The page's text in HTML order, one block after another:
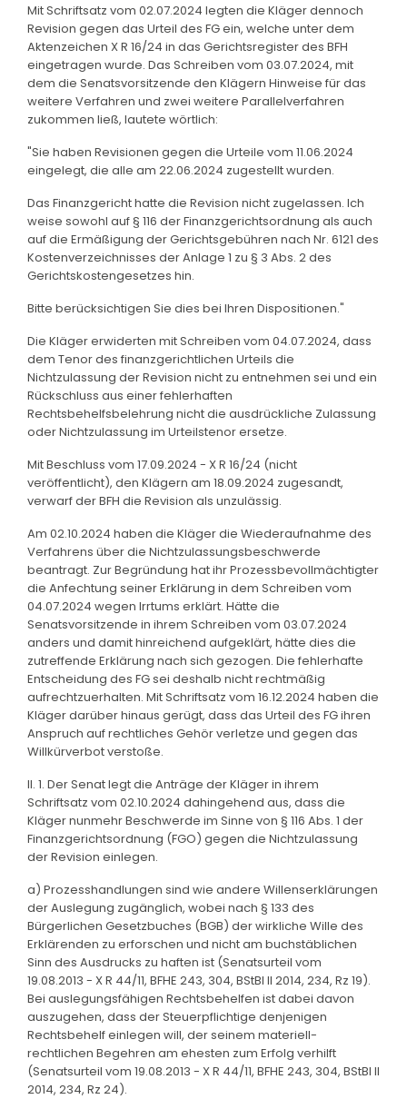
Mit Schriftsatz vom 02.07.2024 legten die Kläger dennoch
Revision gegen das Urteil des FG ein, welche unter dem
Aktenzeichen X R 16/24 in das Gerichtsregister des BFH
eingetragen wurde. Das Schreiben vom 03.07.2024, mit
dem die Senatsvorsitzende den Klägern Hinweise für das
weitere Verfahren und zwei weitere Parallelverfahren
zukommen ließ, lautete wörtlich:
"Sie haben Revisionen gegen die Urteile vom 11.06.2024
eingelegt, die alle am 22.06.2024 zugestellt wurden.
Das Finanzgericht hatte die Revision nicht zugelassen. Ich
weise sowohl auf § 116 der Finanzgerichtsordnung als auch
auf die Ermäßigung der Gerichtsgebühren nach Nr. 6121 des
Kostenverzeichnisses der Anlage 1 zu § 3 Abs. 2 des
Gerichtskostengesetzes hin.
Bitte berücksichtigen Sie dies bei Ihren Dispositionen."
Die Kläger erwiderten mit Schreiben vom 04.07.2024, dass
dem Tenor des finanzgerichtlichen Urteils die
Nichtzulassung der Revision nicht zu entnehmen sei und ein
Rückschluss aus einer fehlerhaften
Rechtsbehelfsbelehrung nicht die ausdrückliche Zulassung
oder Nichtzulassung im Urteilstenor ersetze.
Mit Beschluss vom 17.09.2024 - X R 16/24 (nicht
veröffentlicht), den Klägern am 18.09.2024 zugesandt,
verwarf der BFH die Revision als unzulässig.
Am 02.10.2024 haben die Kläger die Wiederaufnahme des
Verfahrens über die Nichtzulassungsbeschwerde
beantragt. Zur Begründung hat ihr Prozessbevollmächtigter
die Anfechtung seiner Erklärung in dem Schreiben vom
04.07.2024 wegen Irrtums erklärt. Hätte die
Senatsvorsitzende in ihrem Schreiben vom 03.07.2024
anders und damit hinreichend aufgeklärt, hätte dies die
zutreffende Erklärung nach sich gezogen. Die fehlerhafte
Entscheidung des FG sei deshalb nicht rechtmäßig
aufrechtzuerhalten. Mit Schriftsatz vom 16.12.2024 haben die
Kläger darüber hinaus gerügt, dass das Urteil des FG ihren
Anspruch auf rechtliches Gehör verletze und gegen das
Willkürverbot verstoße.
II. 1. Der Senat legt die Anträge der Kläger in ihrem
Schriftsatz vom 02.10.2024 dahingehend aus, dass die
Kläger nunmehr Beschwerde im Sinne von § 116 Abs. 1 der
Finanzgerichtsordnung (FGO) gegen die Nichtzulassung
der Revision einlegen.
a) Prozesshandlungen sind wie andere Willenserklärungen
der Auslegung zugänglich, wobei nach § 133 des
Bürgerlichen Gesetzbuches (BGB) der wirkliche Wille des
Erklärenden zu erforschen und nicht am buchstäblichen
Sinn des Ausdrucks zu haften ist (Senatsurteil vom
19.08.2013 - X R 44/11, BFHE 243, 304, BStBl II 2014, 234, Rz 19).
Bei auslegungsfähigen Rechtsbehelfen ist dabei davon
auszugehen, dass der Steuerpflichtige denjenigen
Rechtsbehelf einlegen will, der seinem materiell-
rechtlichen Begehren am ehesten zum Erfolg verhilft
(Senatsurteil vom 19.08.2013 - X R 44/11, BFHE 243, 304, BStBl II
2014, 234, Rz 24).